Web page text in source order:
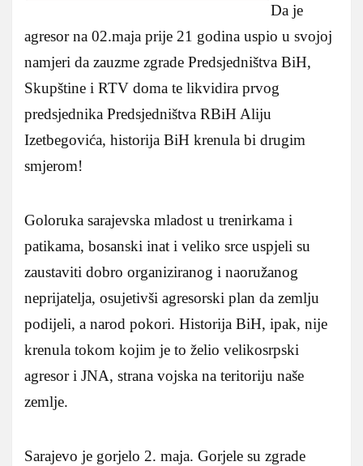
Da je
agresor na 02.maja prije 21 godina uspio u svojoj
namjeri da zauzme zgrade Predsjedništva BiH,
Skupštine i RTV doma te likvidira prvog
predsjednika Predsjedništva RBiH Aliju
Izetbegovića, historija BiH krenula bi drugim
smjerom!
Goloruka sarajevska mladost u trenirkama i
patikama, bosanski inat i veliko srce uspjeli su
zaustaviti dobro organiziranog i naoružanog
neprijatelja, osujetivši agresorski plan da zemlju
podijeli, a narod pokori. Historija BiH, ipak, nije
krenula tokom kojim je to želio velikosrpski
agresor i JNA, strana vojska na teritoriju naše
zemlje.
Sarajevo je gorjelo 2. maja. Gorjele su zgrade